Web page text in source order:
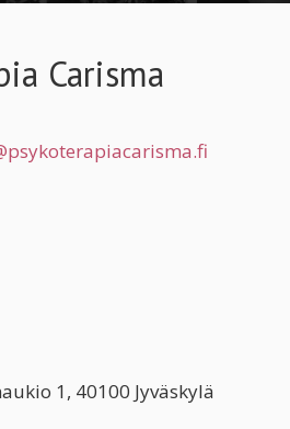
Carisma
1, 40100 Jyväskylä